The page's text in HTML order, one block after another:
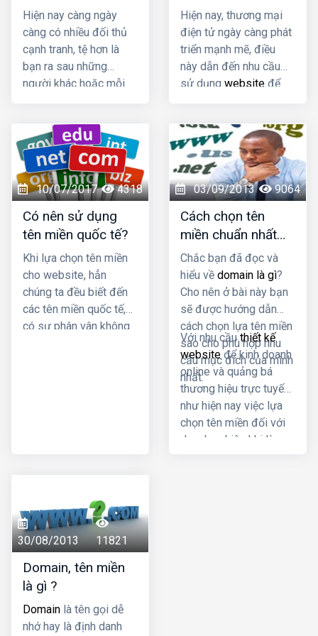
trống một cách
nhanh chóng
Hiện nay càng ngày
càng có nhiều đối thủ
cạnh tranh, tệ hơn là
bạn ra sau những
người khác hoặc mỗi
việc lựa chọn tên miền
lại càng khó khăn hơn
Hiện nay, thương mại
điện tử ngày càng phát
triển mạnh mẽ, điều
này dẫn đến nhu cầu
sử dụngwebsite để
càng tăng cao. Tuy
nhiên một trong những
vấn đề thường khiến
các doanh nghiệp cảm
thấy đau đầu đó là lựa
chọn đuôi tên miền phù
hợp.
10/07/2017 4318
Có nên sử dụng
tên miền quốc tế?
Khi lựa chọn tên miền
cho website, hẳn
chúng ta đều biết đến
các tên miền quốc tế,
có sự phân vân không
03/09/2013 9064
Cách chọn tên
miền chuẩn nhất
cho doanh nghiệp
Chắc bạn đã đọc và
hiểu vềdomain là gì?
Cho nên ở bài này bạn
sẽ được hướng dẫn
cách chọn lựa tên miền
sao cho phù hợp nhu
cầu mục đích của mình
nhất.
Với nhu cầuthiết kế
websiteđể kinh doanh
online và quảng bá
thương hiệu trực tuyến
như hiện nay việc lựa
chọn tên miền đối với
doanh nghiệp khi làm
30/08/2013 11821
Domain, tên miền
là gì ?
Domain là tên gọi dễ
nhớ hay là định danh